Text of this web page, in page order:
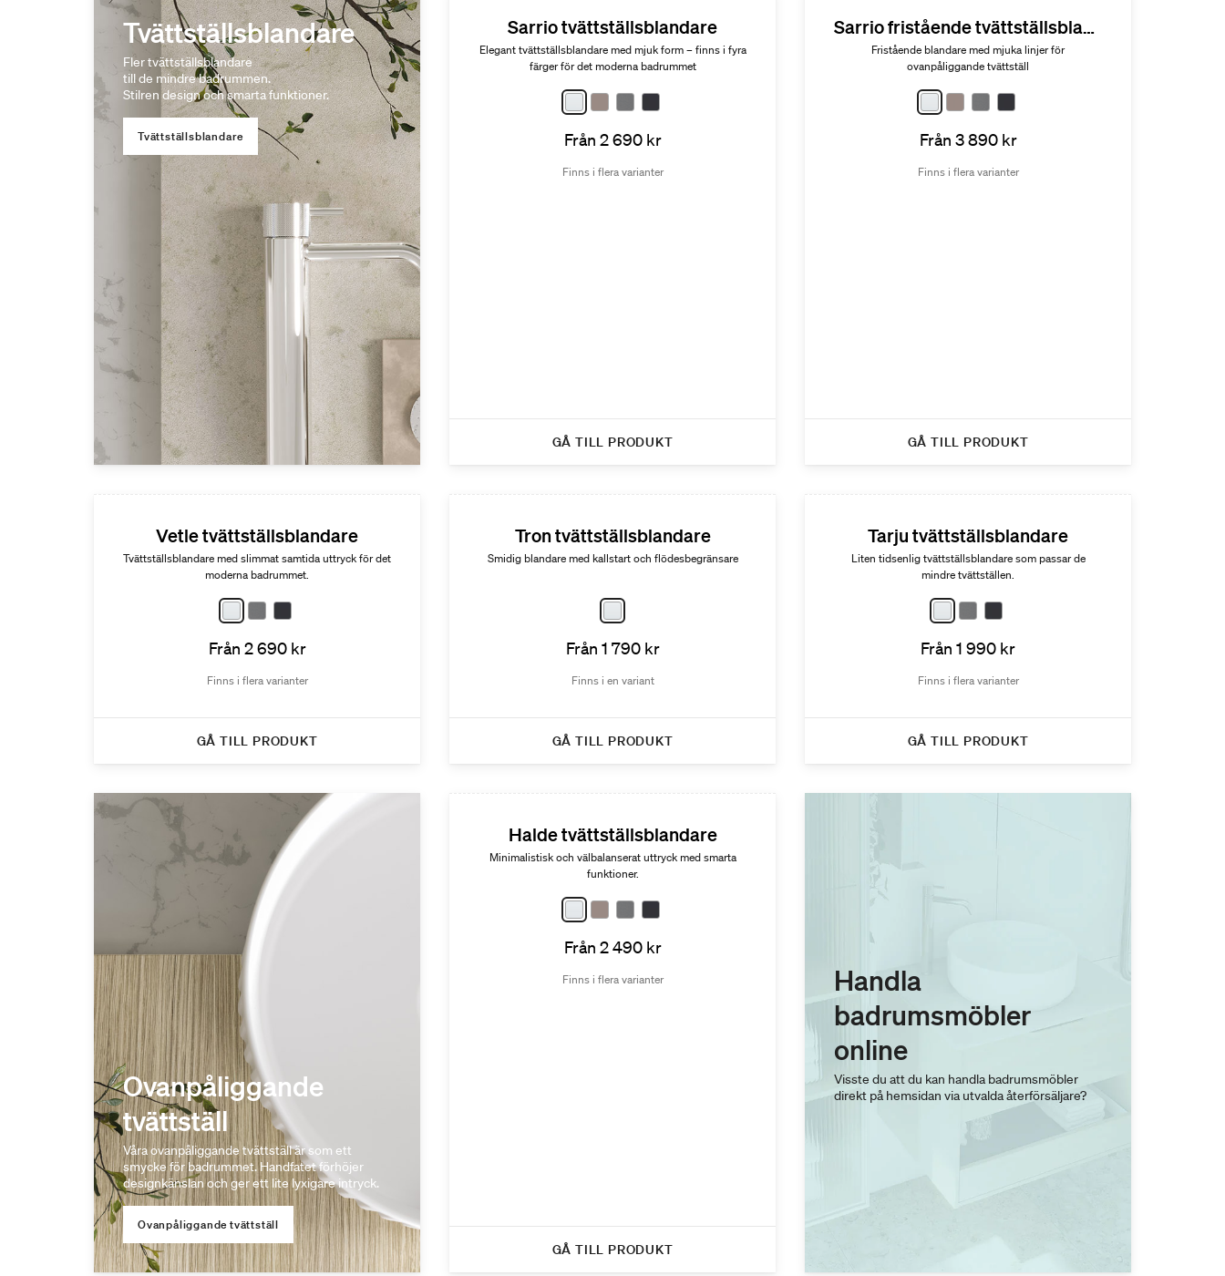
Tvättställsblandare
Fler tvättställsblandare
till de mindre badrummen.
Stilren design och smarta funktioner.
Tvättställsblandare
Sarrio tvättställsblandare
Elegant tvättställsblandare med mjuk form – finns i fyra
färger för det moderna badrummet
Från 2 690 kr
Finns i flera varianter
GÅ TILL PRODUKT
Sarrio fristående tvättställsblandare
Fristående blandare med mjuka linjer för
ovanpåliggande tvättställ
Från 3 890 kr
Finns i flera varianter
GÅ TILL PRODUKT
Vetle tvättställsblandare
Tvättställsblandare med slimmat samtida uttryck för det
moderna badrummet.
Från 2 690 kr
Finns i flera varianter
GÅ TILL PRODUKT
Tron tvättställsblandare
Smidig blandare med kallstart och flödesbegränsare
Från 1 790 kr
Finns i en variant
GÅ TILL PRODUKT
Tarju tvättställsblandare
Liten tidsenlig tvättställsblandare som passar de
mindre tvättställen.
Från 1 990 kr
Finns i flera varianter
GÅ TILL PRODUKT
Ovanpåliggande
tvättställ
Våra ovanpåliggande tvättställ är som ett
smycke för badrummet. Handfatet förhöjer
designkänslan och ger ett lite lyxigare intryck.
Ovanpåliggande tvättställ
Halde tvättställsblandare
Minimalistisk och välbalanserat uttryck med smarta
funktioner.
Från 2 490 kr
Finns i flera varianter
GÅ TILL PRODUKT
Handla
badrumsmöbler
online
Visste du att du kan handla badrumsmöbler
direkt på hemsidan via utvalda återförsäljare?